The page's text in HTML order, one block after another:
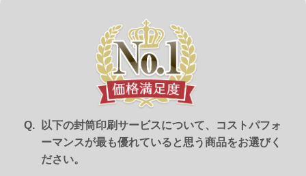
長形4号窓付き
洋形4号タテ窓付き
洋形5号タテ
長形6号
以下の封筒印刷サービスについて、コストパフォ
ーマンスが最も優れていると思う商品をお選びく
ださい。